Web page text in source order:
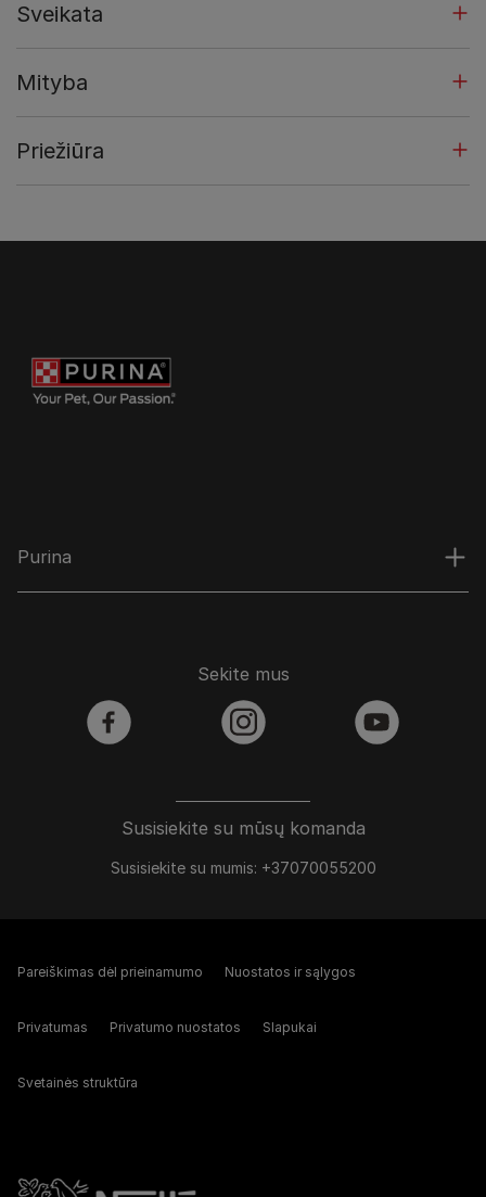
Sveikata
Mityba
Priežiūra
Purina
Susisiekite su mūsų komanda
Susisiekite su mumis: +37070055200
Sekite mus
facebook instagram youtube
Pareiškimas dėl prieinamumo Nuostatos ir sąlygos
Privatumas Privatumo nuostatos Slapukai
Svetainės struktūra